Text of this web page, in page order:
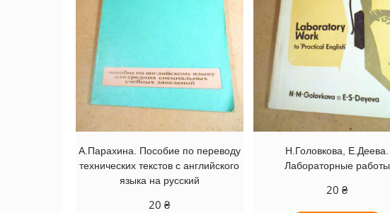
А.Парахина. Пособие по переводу
технических текстов с английского
языка на русский
20₴
Н.Головкова, Е.Деева.
Лабораторные работы
20 ₴